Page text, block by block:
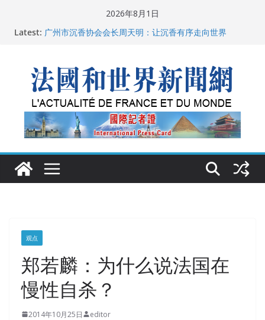
2026年8月1日
Latest: 广州市沉香协会会长周天明：让沉香有序走向世界
从一杯沉香叶茶到一缕海南天香：加拿大茶艺师邓岚月
海南沉香文化考察纪行
父亲的日记
观点
郑若麟：为什么说法国在
慢性自杀？
2014年10月25日 editor